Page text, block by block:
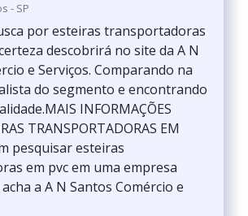
- SP
por esteiras transportadoras
descobrirá no site da A N
e Serviços. Comparando na
do segmento e encontrando
INFORMAÇÕES
TRANSPORTADORAS EM
pesquisar esteiras
em pvc em uma empresa
a A N Santos Comércio e